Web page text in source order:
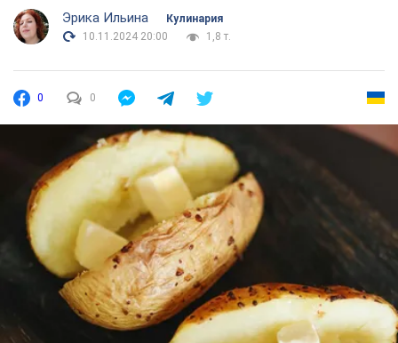
Эрика Ильина
Кулинария
10.11.2024 20:00
1,8 т.
0 0